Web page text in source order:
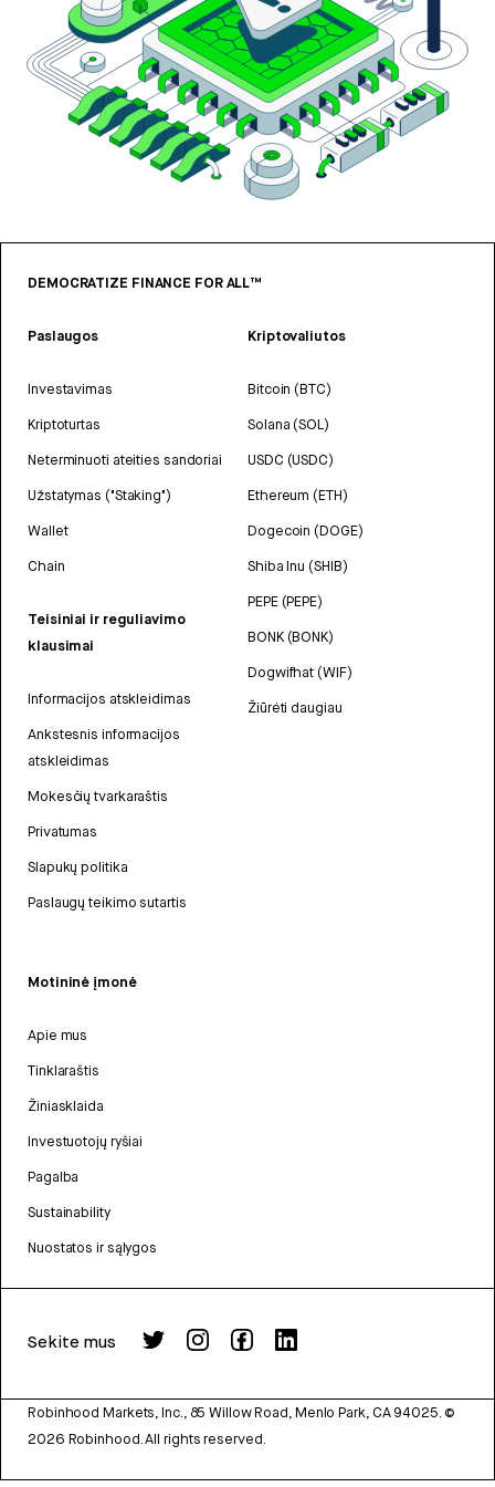
DEMOCRATIZE FINANCE FOR ALL™
Paslaugos
Investavimas
Kriptoturtas
Neterminuoti ateities sandoriai
Užstatymas ("Staking")
Wallet
Chain
Teisiniai ir reguliavimo
klausimai
Informacijos atskleidimas
Ankstesnis informacijos
atskleidimas
Mokesčių tvarkaraštis
Privatumas
Slapukų politika
Paslaugų teikimo sutartis
Kriptovaliutos
Bitcoin (BTC)
Solana (SOL)
USDC (USDC)
Ethereum (ETH)
Dogecoin (DOGE)
Shiba Inu (SHIB)
PEPE (PEPE)
BONK (BONK)
Dogwifhat (WIF)
Žiūrėti daugiau
Motininė įmonė
Apie mus
Tinklaraštis
Žiniasklaida
Investuotojų ryšiai
Pagalba
Sustainability
Nuostatos ir sąlygos
Sekite mus
Robinhood Markets, Inc., 85 Willow Road, Menlo Park, CA 94025. ©
2026 Robinhood. All rights reserved.